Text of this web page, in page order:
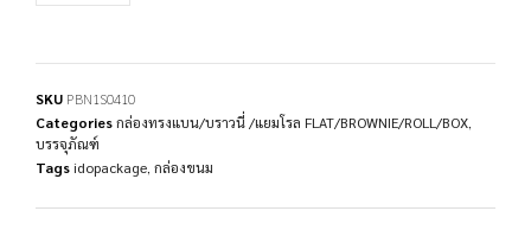
SKU PBN1S0410
Categoriesกล่องทรงแบน/บราวนี่ /แยมโรล FLAT/BROWNIE/ROLL/BOX
บรรจุภัณฑ์
Tags idopackage กล่องขนม